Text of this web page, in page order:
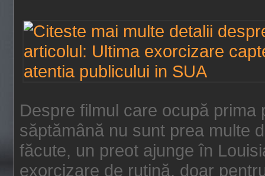
Despre filmul care ocupă
săptămână nu sunt prea multe
făcute, un preot ajunge în
exorcizare de rutină, doar